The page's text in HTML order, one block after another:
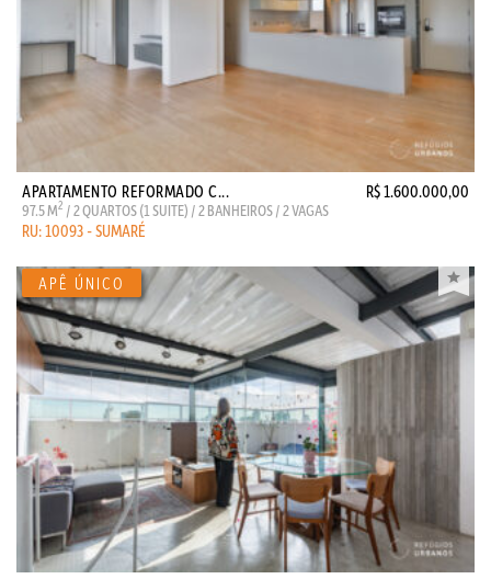
APARTAMENTO REFORMADO C... R$ 1.600.000,00
97.5 M2 / 2 QUARTOS (1 SUITE) / 2 BANHEIROS / 2 VAGAS
RU: 10093 - SUMARÉ